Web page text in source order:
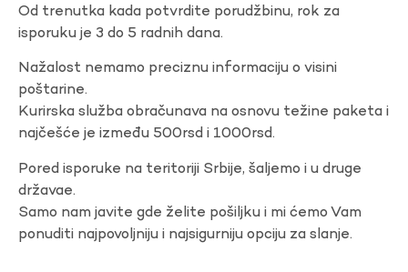
Od trenutka kada potvrdite porudžbinu, rok za
isporuku je 3 do 5 radnih dana.
Nažalost nemamo preciznu informaciju o visini
poštarine.
Kurirska služba obračunava na osnovu težine paketa i
najčešće je između 500rsd i 1000rsd.
Pored isporuke na teritoriji Srbije, šaljemo i u druge
državae.
Samo nam javite gde želite pošiljku i mi ćemo Vam
ponuditi najpovoljniju i najsigurniju opciju za slanje.